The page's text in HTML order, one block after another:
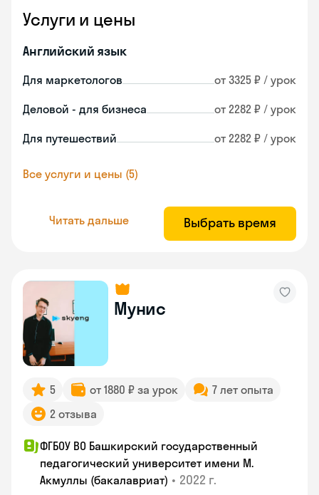
Услуги и цены
Английский язык
Для маркетологов от 3325 ₽ / урок
Деловой - для бизнеса от 2282 ₽ / урок
Для путешествий от 2282 ₽ / урок
Все услуги и цены (5)
Читать дальше Выбрать время
Мунис
5 от 1880 ₽ за урок
7 лет опыта
2 отзыва
ФГБОУ ВО Башкирский государственный
педагогический университет имени М.
Акмуллы (бакалавриат) • 2022 г.